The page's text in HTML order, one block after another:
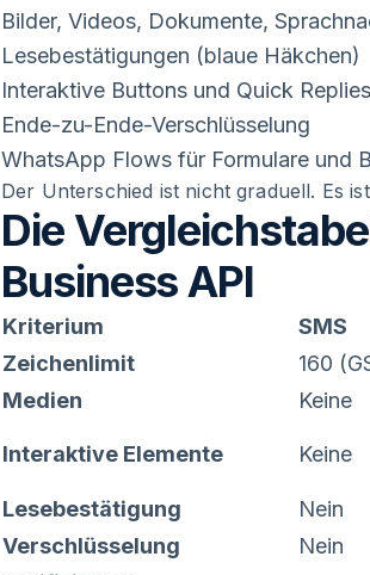
Bilder, Videos, Dokumente,
Lesebestätigungen (blaue Häkchen)
Interaktive Buttons und Quick Replies
Ende-zu-Ende-Verschlüsselung
WhatsApp Flows für Formulare und
Der Unterschied ist nicht graduell. Es
Die
Business API
Kriterium SMS
Zeichenlimit
160
Medien
Keine
Interaktive Elemente Keine
Lesebestätigung
Nein
Verschlüsselung
Nein